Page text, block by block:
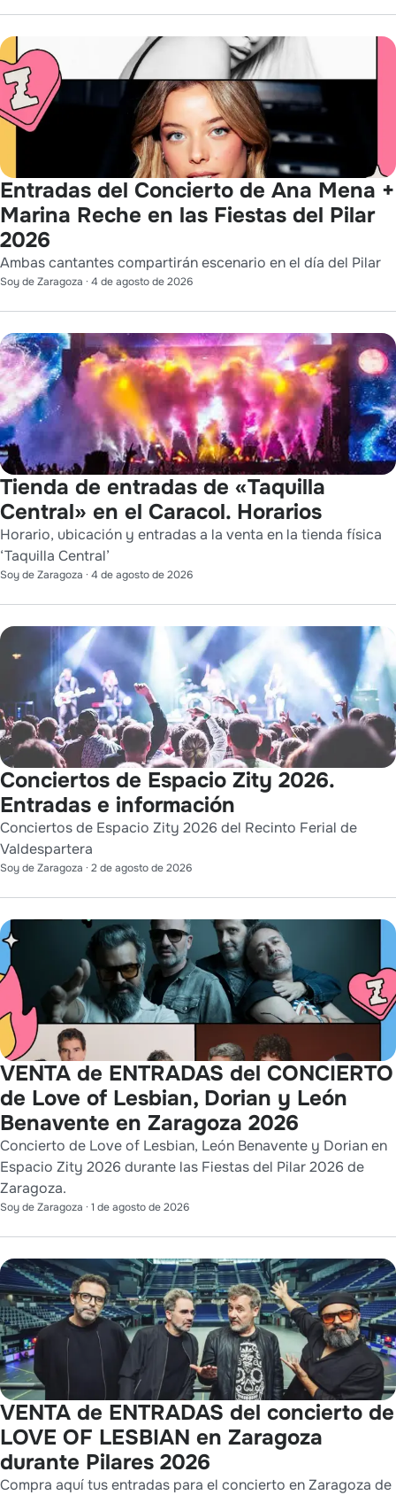
Entradas del Concierto de Ana Mena +
Marina Reche en las Fiestas del Pilar
2026
Ambas cantantes compartirán escenario en el día del Pilar
Soy de Zaragoza · 4 de agosto de 2026
Tienda de entradas de «Taquilla
Central» en el Caracol. Horarios
Horario, ubicación y entradas a la venta en la tienda física
‘Taquilla Central’
Soy de Zaragoza · 4 de agosto de 2026
Conciertos de Espacio Zity 2026.
Entradas e información
Conciertos de Espacio Zity 2026 del Recinto Ferial de
Valdespartera
Soy de Zaragoza · 2 de agosto de 2026
VENTA de ENTRADAS del CONCIERTO
de Love of Lesbian, Dorian y León
Benavente en Zaragoza 2026
Concierto de Love of Lesbian, León Benavente y Dorian en
Espacio Zity 2026 durante las Fiestas del Pilar 2026 de
Zaragoza.
Soy de Zaragoza · 1 de agosto de 2026
VENTA de ENTRADAS del concierto de
LOVE OF LESBIAN en Zaragoza
durante Pilares 2026
Compra aquí tus entradas para el concierto en Zaragoza de